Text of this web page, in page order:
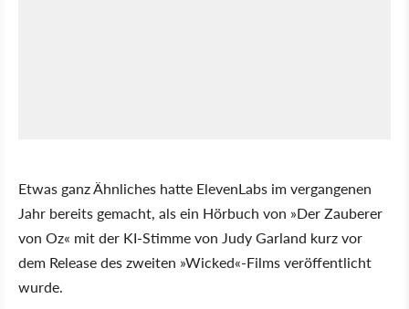
Etwas ganz Ähnliches hatte ElevenLabs im vergangenen
Jahr bereits gemacht, als ein Hörbuch von »Der Zauberer
von Oz« mit der KI-Stimme von Judy Garland kurz vor
dem Release des zweiten »Wicked«-Films veröffentlicht
wurde.